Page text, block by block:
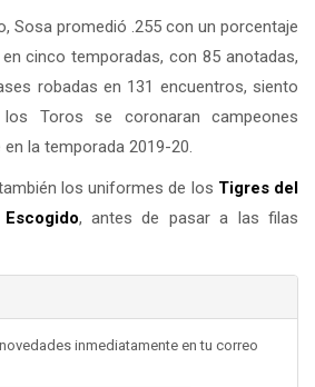
Sosa promedió .255 con un porcentaje
cinco temporadas, con 85 anotadas,
robadas en 131 encuentros, siento
Toros se coronaran campeones
la temporada 2019-20.
los uniformes de los Tigres del
Escogido, antes de pasar a las filas
inmediatamente en tu correo